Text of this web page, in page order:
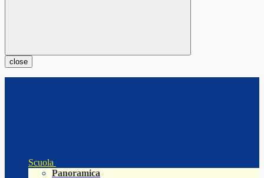
close
Scuola
Panoramica